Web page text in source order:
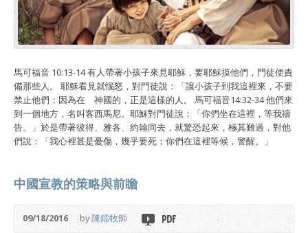
馬可福音 10:13-14 有人帶著小孩子來見耶穌，要耶穌摸他們，門徒便責
備那些人。 耶穌看見就惱怒，對門徒說：「讓小孩子到我這裡來，不要
禁止他們；因為在 神國的，正是這樣的人。 馬可福音14:32-34 他們來
到一個地方，名叫客西馬尼。耶穌對門徒說：「你們坐在這裡，等我禱
告。」於是帶著彼得、雅各、約翰同去，就驚恐起來，極其難過，對他
們說：「我心裡甚是憂傷，幾乎要死；你們在這裡等候，警醒。」
中國宣教的策略與前瞻
09/18/2016 by陳鐳牧師